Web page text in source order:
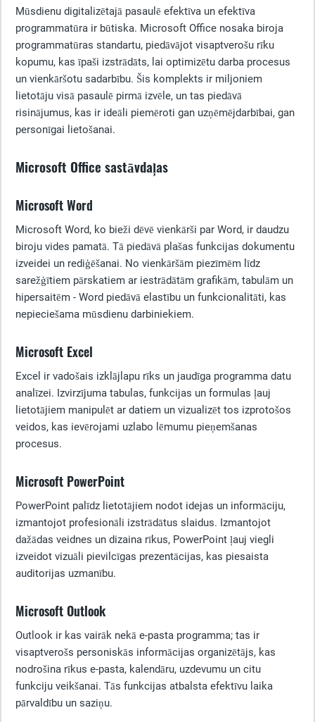
Mūsdienu digitalizētajā pasaulē efektīva un efektīva
programmatūra ir būtiska. Microsoft Office nosaka biroja
programmatūras standartu, piedāvājot visaptverošu rīku
kopumu, kas īpaši izstrādāts, lai optimizētu darba procesus
un vienkāršotu sadarbību. Šis komplekts ir miljoniem
lietotāju visā pasaulē pirmā izvēle, un tas piedāvā
risinājumus, kas ir ideāli piemēroti gan uzņēmējdarbībai, gan
personīgai lietošanai.
Microsoft Office sastāvdaļas
Microsoft Word
Microsoft Word, ko bieži dēvē vienkārši par Word, ir daudzu
biroju vides pamatā. Tā piedāvā plašas funkcijas dokumentu
izveidei un rediģēšanai. No vienkāršām piezīmēm līdz
sarežģītiem pārskatiem ar iestrādātām grafikām, tabulām un
hipersaitēm - Word piedāvā elastību un funkcionalitāti, kas
nepieciešama mūsdienu darbiniekiem.
Microsoft Excel
Excel ir vadošais izklājlapu rīks un jaudīga programma datu
analīzei. Izvirzījuma tabulas, funkcijas un formulas ļauj
lietotājiem manipulēt ar datiem un vizualizēt tos izprotošos
veidos, kas ievērojami uzlabo lēmumu pieņemšanas
procesus.
Microsoft PowerPoint
PowerPoint palīdz lietotājiem nodot idejas un informāciju,
izmantojot profesionāli izstrādātus slaidus. Izmantojot
dažādas veidnes un dizaina rīkus, PowerPoint ļauj viegli
izveidot vizuāli pievilcīgas prezentācijas, kas piesaista
auditorijas uzmanību.
Microsoft Outlook
Outlook ir kas vairāk nekā e-pasta programma; tas ir
visaptverošs personiskās informācijas organizētājs, kas
nodrošina rīkus e-pasta, kalendāru, uzdevumu un citu
funkciju veikšanai. Tās funkcijas atbalsta efektīvu laika
pārvaldību un saziņu.